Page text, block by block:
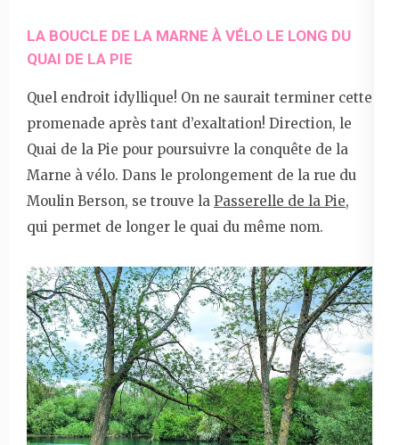
LA BOUCLE DE LA MARNE À VÉLO LE LONG DU
QUAI DE LA PIE
Quel endroit idyllique! On ne saurait terminer cette
promenade après tant d’exaltation! Direction, le
Quai de la Pie pour poursuivre la conquête de la
Marne à vélo. Dans le prolongement de la rue du
Moulin Berson, se trouve la Passerelle de la Pie,
qui permet de longer le quai du même nom.